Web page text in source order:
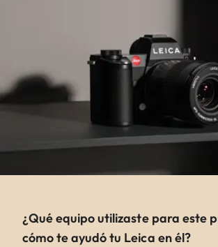
¿Qué equipo utilizaste para este
cómo te ayudó tu Leica en él?